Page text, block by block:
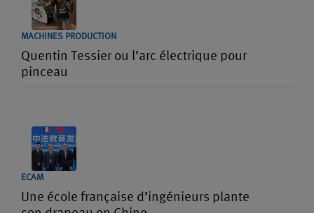
MACHINES PRODUCTION
Quentin Tessier ou l’arc électrique pour
pinceau
ECAM
Une école française d’ingénieurs plante